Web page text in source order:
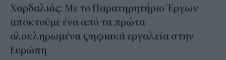
Χαρδαλιάς: Με το Παρατηρητήριο Έργων
αποκτούμε ένα από τα πρώτα
ολοκληρωμένα ψηφιακά εργαλεία στην
Ευρώπη